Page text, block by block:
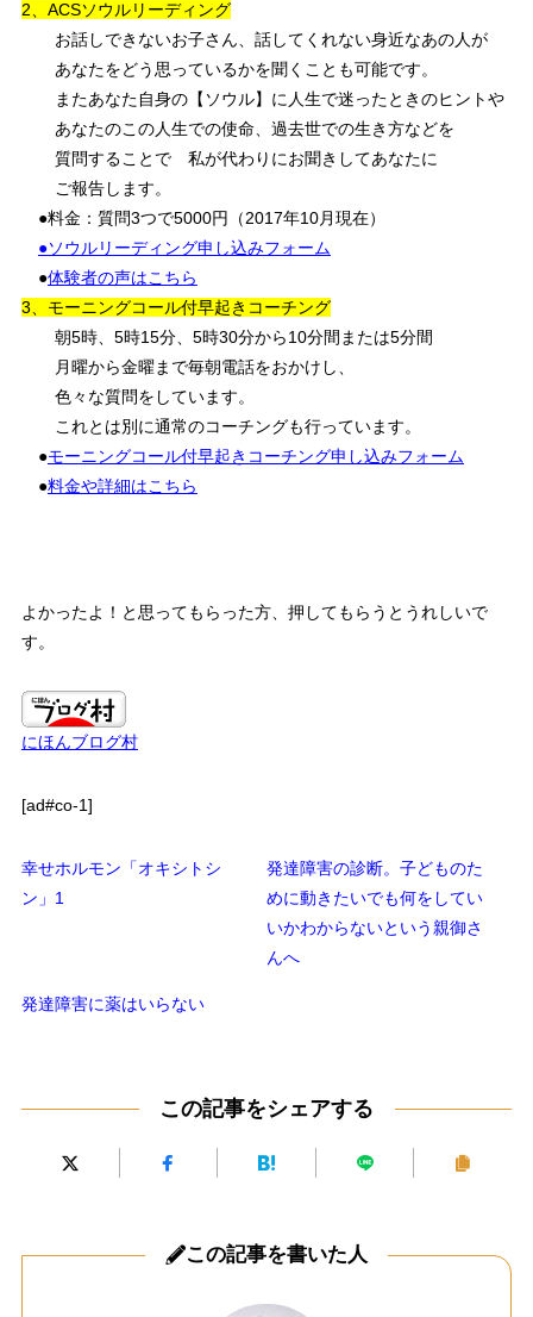
2、ACSソウルリーディング
お話しできないお子さん、話してくれない身近なあの人が
あなたをどう思っているかを聞くことも可能です。
またあなた自身の【ソウル】に人生で迷ったときのヒントや
あなたのこの人生での使命、過去世での生き方などを
質問することで 私が代わりにお聞きしてあなたに
ご報告します。
●料金：質問3つで5000円（2017年10月現在）
●ソウルリーディング申し込みフォーム
●体験者の声はこちら
3、モーニングコール付早起きコーチング
朝5時、5時15分、5時30分から10分間または5分間
月曜から金曜まで毎朝電話をおかけし、
色々な質問をしています。
これとは別に通常のコーチングも行っています。
●モーニングコール付早起きコーチング申し込みフォーム
●料金や詳細はこちら
よかったよ！と思ってもらった方、押してもらうとうれしいで
す。
にほんブログ村
[ad#co-1]
幸せホルモン「オキシトシ
ン」1
発達障害の診断。子どものた
めに動きたいでも何をしてい
いかわからないという親御さ
んへ
発達障害に薬はいらない
この記事をシェアする
この記事を書いた人